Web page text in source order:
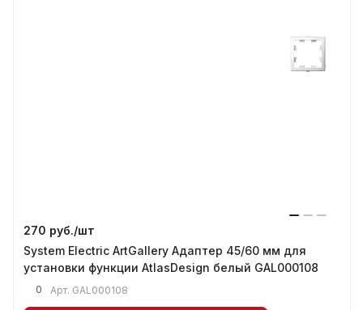
270 руб./шт
System Electric ArtGallery Адаптер 45/60 мм для
установки функции AtlasDesign белый GAL000108
0 Арт. GAL000108